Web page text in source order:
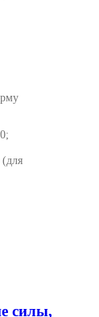
(для
силы,